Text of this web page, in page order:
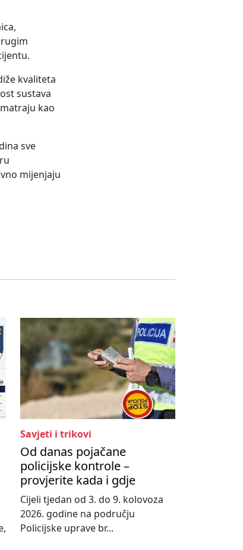
kvaliteta
sustava
kao
sve
mijenjaju
Savjeti i trikovi
Od danas pojačane
policijske kontrole –
provjerite kada i gdje
Cijeli tjedan od 3. do 9. kolovoza
2026. godine na području
Policijske uprave br...